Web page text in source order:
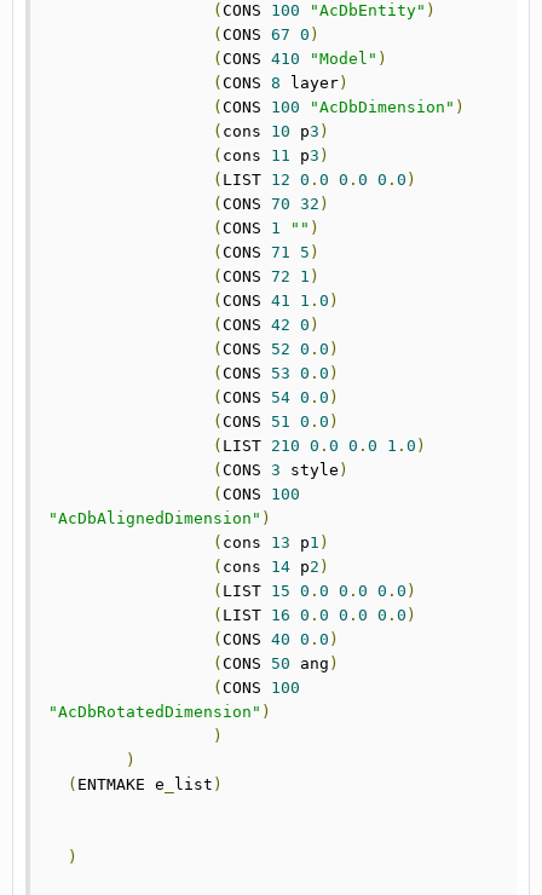
( CONS 100 "AcDbEntity" )
( CONS 67 0 )
( CONS 410 "Model" )
( CONS 8 layer)
( CONS 100 "AcDbDimension" )
( cons 10 p3 )
( cons 11 p3 )
( LIST 12 0 . 0 0 . 0 0 . 0 )
( CONS 70 32 )
( CONS 1 "" )
( CONS 71 5 )
( CONS 72 1 )
( CONS 41 1 . 0 )
( CONS 42 0 )
( CONS 52 0 . 0 )
( CONS 53 0 . 0 )
( CONS 54 0 . 0 )
( CONS 51 0 . 0 )
( LIST 210 0 . 0 0 . 0 1 . 0 )
( CONS 3 style )
( CONS 100
"AcDbAlignedDimension" )
( cons 13 p1 )
( cons 14 p2 )
( LIST 15 0 . 0 0 . 0 0 . 0 )
( LIST 16 0 . 0 0 . 0 0 . 0 )
( CONS 40 0 . 0 )
( CONS 50 ang )
( CONS 100
"AcDbRotatedDimension" )
)
)
( ENTMAKE e list )
)